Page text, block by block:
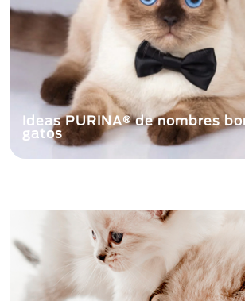
Ideas PURINA® de nombres
gatos